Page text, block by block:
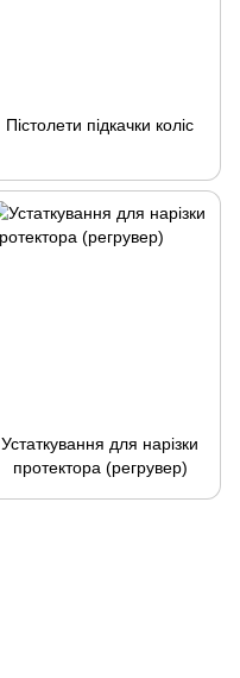
Пістолети підкачки коліс
Устаткування для нарізки
протектора (регрувер)